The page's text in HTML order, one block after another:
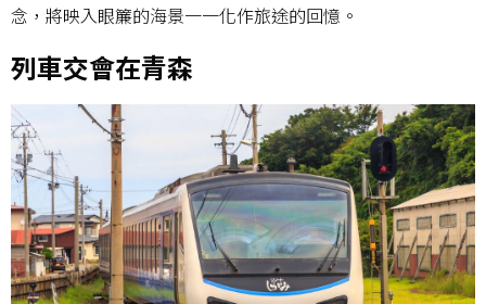
念，將映入眼簾的海景一一化作旅途的回憶。
列車交會在青森